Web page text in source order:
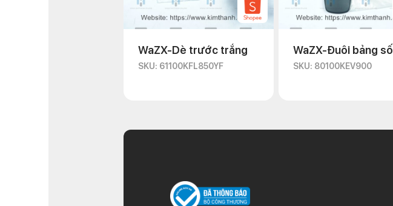
WaZX-Dè trước trắng
SKU: 61100KFL850YF
WaZX-Đuôi bảng số
SKU: 80100KEV900